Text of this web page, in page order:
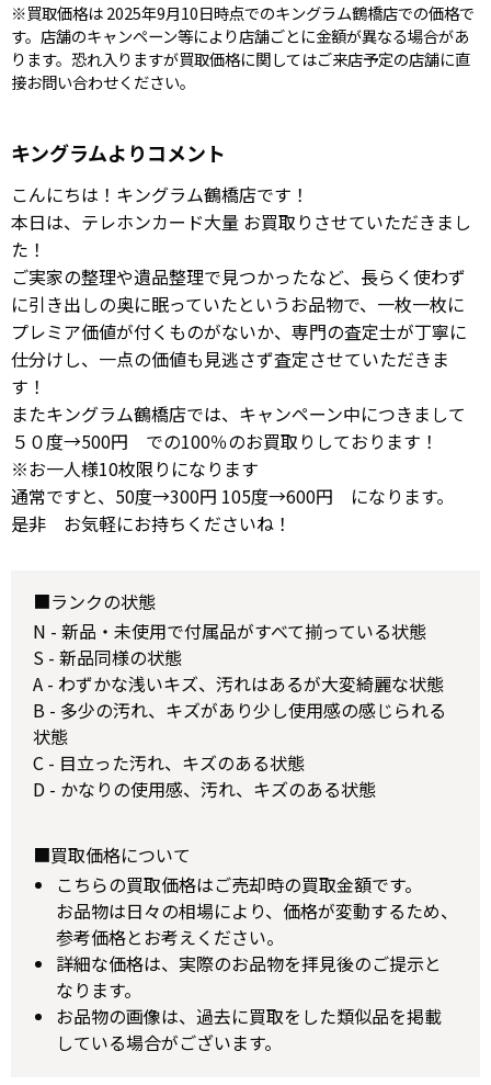
※買取価格は 2025年9月10日時点でのキングラム鶴橋店での価格で
す。店舗のキャンペーン等により店舗ごとに金額が異なる場合があ
ります。恐れ入りますが買取価格に関してはご来店予定の店舗に直
接お問い合わせください。
キングラムよりコメント
こんにちは！キングラム鶴橋店です！
本日は、テレホンカード大量 お買取りさせていただきまし
た！
ご実家の整理や遺品整理で見つかったなど、長らく使わず
に引き出しの奥に眠っていたというお品物で、一枚一枚に
プレミア価値が付くものがないか、専門の査定士が丁寧に
仕分けし、一点の価値も見逃さず査定させていただきま
す！
またキングラム鶴橋店では、キャンペーン中につきまして
５０度→500円 での100％のお買取りしております！
※お一人様10枚限りになります
通常ですと、50度→300円 105度→600円 になります。
是非 お気軽にお持ちくださいね！
■ランクの状態
N - 新品・未使用で付属品がすべて揃っている状態
S - 新品同様の状態
A - わずかな浅いキズ、汚れはあるが大変綺麗な状態
B - 多少の汚れ、キズがあり少し使用感の感じられる
状態
C - 目立った汚れ、キズのある状態
D - かなりの使用感、汚れ、キズのある状態
■買取価格について
こちらの買取価格はご売却時の買取金額です。
お品物は日々の相場により、価格が変動するため、
参考価格とお考えください。
詳細な価格は、実際のお品物を拝見後のご提示と
なります。
お品物の画像は、過去に買取をした類似品を掲載
している場合がございます。